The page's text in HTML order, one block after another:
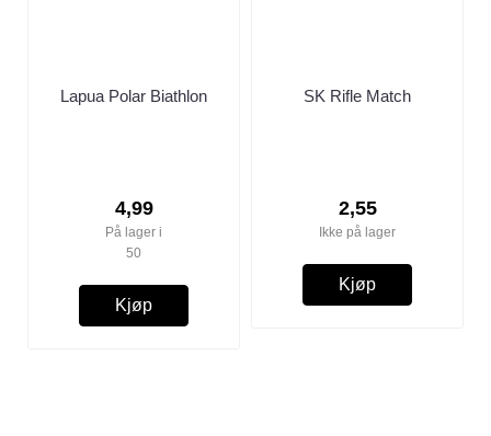
Lapua Polar Biathlon
4,99
På lager i
50
Kjøp
SK Rifle Match
2,55
Ikke på lager
Kjøp